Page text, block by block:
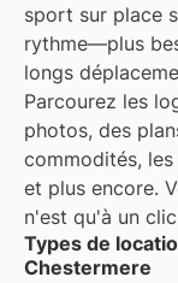
sport sur place
rythme—plus
longs
Parcourez les
photos, des
commodités,
et plus encore.
n'est qu'à un
Types de
Chestermere